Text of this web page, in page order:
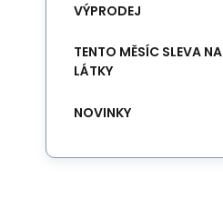
VÝPRODEJ
TENTO MĚSÍC SLEVA NA
LÁTKY
NOVINKY